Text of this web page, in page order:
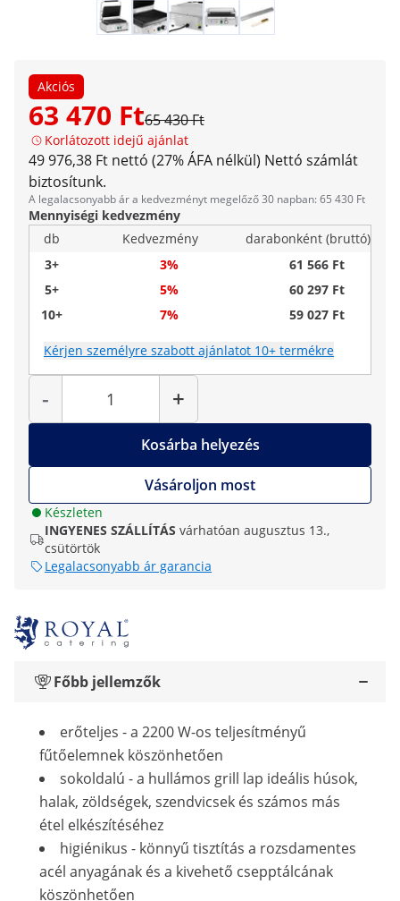
Akciós
63 470 Ft65 430 Ft
Korlátozott idejű ajánlat
49 976,38 Ft nettó (27% ÁFA nélkül) Nettó számlát
biztosítunk.
A legalacsonyabb ár a kedvezményt megelőző 30 napban: 65 430 Ft
Mennyiségi kedvezmény
db
Kedvezmény
darabonként (bruttó)
3+
3%
61 566 Ft
5+
5%
60 297 Ft
10+
7% 59 027 Ft
Kérjen személyre szabott ajánlatot 10+ termékre
-
Mennyiség
+
Kosárba helyezés
Vásároljon most
Készleten
INGYENES SZÁLLÍTÁS várhatóan augusztus 13.,
csütörtök
Legalacsonyabb ár garancia
Főbb jellemzők
erőteljes - a 2200 W-os teljesítményű
fűtőelemnek köszönhetően
sokoldalú - a hullámos grill lap ideális húsok,
halak, zöldségek, szendvicsek és számos más
étel elkészítéséhez
higiénikus - könnyű tisztítás a rozsdamentes
acél anyagának és a kivehető csepptálcának
köszönhetően